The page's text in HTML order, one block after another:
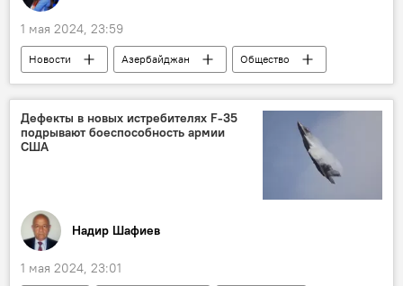
1 мая 2024, 23:59
Новости Азербайджан
Общество
Цирк
МЧС Азербайджана
Проверка
Дефекты в новых истребителях F-35
подрывают боеспособность армии
США
Надир Шафиев
1 мая 2024, 23:01